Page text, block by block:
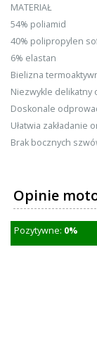
MATERIAŁ
54% poliamid
40% polipropylen
6% elastan
Bielizna
Niezwykle delikatny
Doskonale
Ułatwia
Brak bocznych
Opinie
Pozytywne: 0%